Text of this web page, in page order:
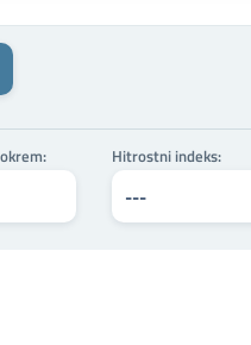
Hitrostni indeks: